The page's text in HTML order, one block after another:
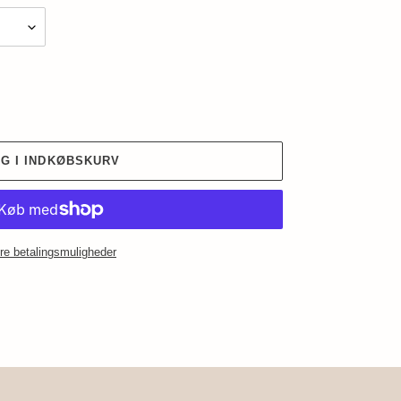
I INDKØBSKURV
betalingsmuligheder